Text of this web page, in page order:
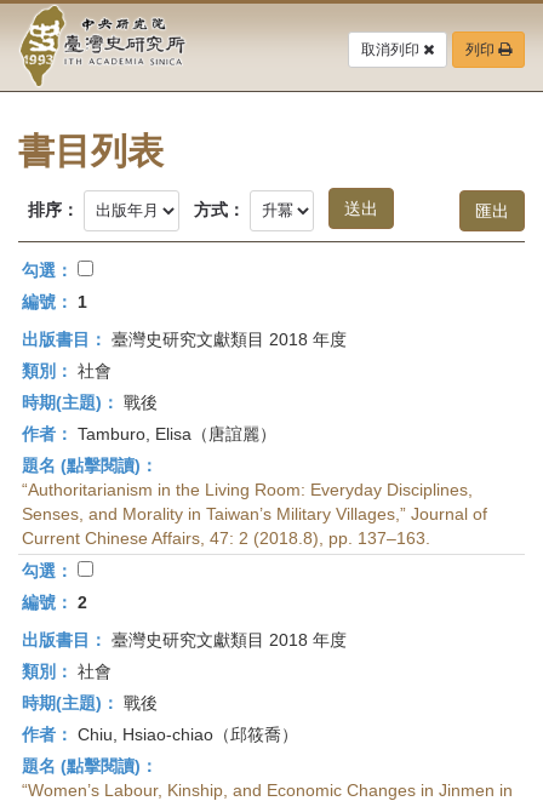
要
中
央
研
究
院-
臺
灣
史
研
究
所-
首
頁
取消列印 列印
書目列表
排序： 方式：
勾選：
編號：
1
出版書目： 臺灣史研究文獻類目 2018 年度
類別： 社會
時期(主題)： 戰後
作者： Tamburo, Elisa（唐誼麗）
題名 (點擊閱讀)：
“Authoritarianism in the Living Room: Everyday Disciplines,
Senses, and Morality in Taiwan’s Military Villages,” Journal of
Current Chinese Affairs, 47: 2 (2018.8), pp. 137–163.
勾選：
編號： 2
出版書目： 臺灣史研究文獻類目 2018 年度
類別： 社會
時期(主題)： 戰後
作者： Chiu, Hsiao-chiao（邱筱喬）
題名 (點擊閱讀)：
“Women’s Labour, Kinship, and Economic Changes in Jinmen in